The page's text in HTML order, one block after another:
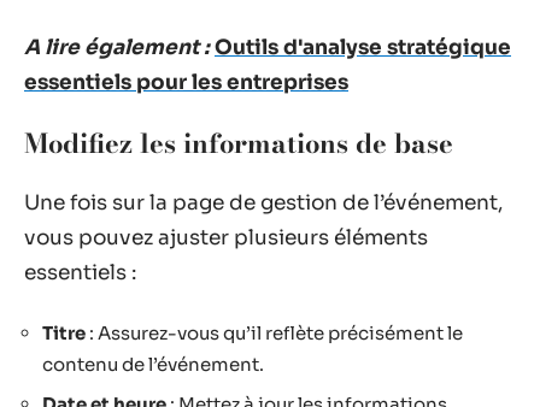
A lire également :Outils d'analyse stratégique
essentiels pour les entreprises
Modifiez les informations de base
Une fois sur la page de gestion de l’événement,
vous pouvez ajuster plusieurs éléments
essentiels :
Titre : Assurez-vous qu’il reflète précisément le
contenu de l’événement.